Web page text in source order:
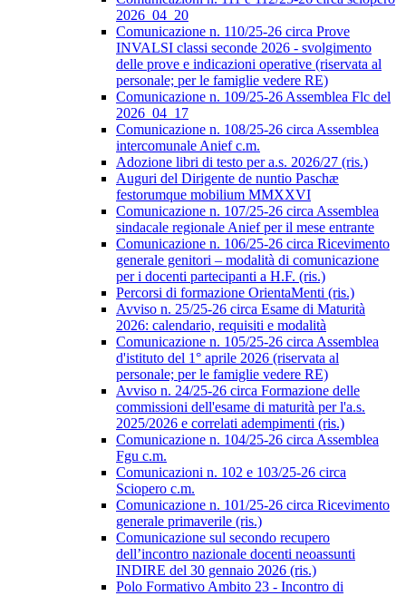
2026_04_20
Comunicazione n. 110/25-26 circa Prove
INVALSI classi seconde 2026 - svolgimento
delle prove e indicazioni operative (riservata al
personale; per le famiglie vedere RE)
Comunicazione n. 109/25-26 Assemblea Flc del
2026_04_17
Comunicazione n. 108/25-26 circa Assemblea
intercomunale Anief c.m.
Adozione libri di testo per a.s. 2026/27 (ris.)
Auguri del Dirigente de nuntio Paschæ
festorumque mobilium MMXXVI
Comunicazione n. 107/25-26 circa Assemblea
sindacale regionale Anief per il mese entrante
Comunicazione n. 106/25-26 circa Ricevimento
generale genitori – modalità di comunicazione
per i docenti partecipanti a H.F. (ris.)
Percorsi di formazione OrientaMenti (ris.)
Avviso n. 25/25-26 circa Esame di Maturità
2026: calendario, requisiti e modalità
Comunicazione n. 105/25-26 circa Assemblea
d'istituto del 1° aprile 2026 (riservata al
personale; per le famiglie vedere RE)
Avviso n. 24/25-26 circa Formazione delle
commissioni dell'esame di maturità per l'a.s.
2025/2026 e correlati adempimenti (ris.)
Comunicazione n. 104/25-26 circa Assemblea
Fgu c.m.
Comunicazioni n. 102 e 103/25-26 circa
Sciopero c.m.
Comunicazione n. 101/25-26 circa Ricevimento
generale primaverile (ris.)
Comunicazione sul secondo recupero
dell’incontro nazionale docenti neoassunti
INDIRE del 30 gennaio 2026 (ris.)
Polo Formativo Ambito 23 - Incontro di